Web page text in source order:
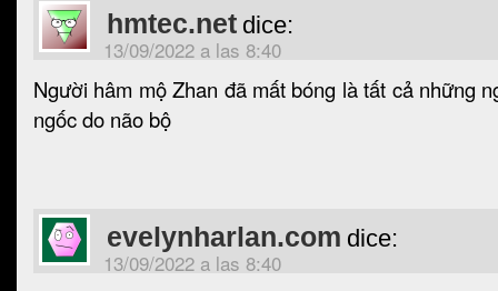
hmtec.net dice:
13/09/2022 a las 8:40
Người hâm mộ Zhan đã mất bóng là tất cả những
ngốc do não bộ
evelynharlan.com dice:
13/09/2022 a las 8:40